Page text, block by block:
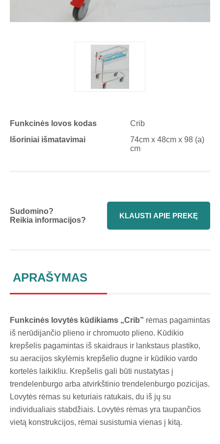
Funkcinės lovos kodas
Crib
Išoriniai išmatavimai
74cm x 48cm x 98 (a)
cm
Sudomino?
Reikia informacijos?
KLAUSTI APIE PREKĘ
APRAŠYMAS
Funkcinės lovytės kūdikiams „Crib” rėmas pagamintas
iš nerūdijančio plieno ir chromuoto plieno. Kūdikio
krepšelis pagamintas iš skaidraus ir lankstaus plastiko,
su aeracijos skylėmis krepšelio dugne ir kūdikio vardo
kortelės laikikliu. Krepšelis gali būti nustatytas į
trendelenburgo arba atvirkštinio trendelenburgo pozicijas.
Lovytės rėmas su keturiais ratukais, du iš jų su
individualiais stabdžiais. Lovytės rėmas yra taupančios
vietą konstrukcijos, rėmai susistumia vienas į kitą.